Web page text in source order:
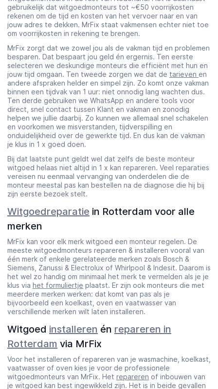
gebruikelijk dat witgoedmonteurs tot ~€50 voorrijkosten
rekenen om de tijd en kosten van het vervoer naar en van
jouw adres te dekken. MrFix staat vakmensen echter niet toe
om voorrijkosten in rekening te brengen.
MrFix zorgt dat we zowel jou als de vakman tijd en problemen
besparen. Dat bespaart jou geld én ergernis. Ten eerste
selecteren we deskundige monteurs die efficiënt met hun en
jouw tijd omgaan. Ten tweede zorgen we dat de tarieven en
andere afspraken helder en simpel zijn. Zo komt onze vakman
binnen een tijdvak van 1 uur: niet onnodig lang wachten dus.
Ten derde gebruiken we WhatsApp en andere tools voor
direct, snel contact tussen Klant en vakman en zonodig
helpen we jullie daarbij. Zo kunnen we allemaal snel schakelen
en voorkomen we misverstanden, tijdverspilling en
onduidelijkheid over de gewerkte tijd. En dus kan de vakman
je klus in 1 x goed doen.
Bij dat laatste punt geldt wel dat zelfs de beste monteur
witgoed helaas niet altijd in 1 x kan repareren. Veel reparaties
vereisen nu eenmaal vervanging van onderdelen die de
monteur meestal pas kan bestellen na de diagnose die hij bij
zijn eerste bezoek stelt.
Witgoedreparatie in Rotterdam voor alle
merken
MrFix kan voor elk merk witgoed een monteur regelen. De
meeste witgoedmonteurs repareren & installeren vooral van
één merk of enkele gerelateerde merken zoals Bosch &
Siemens, Zanussi & Electrolux of Whirlpool & Indesit. Daarom is
het wel zo handig om minimaal het merk te vermelden als je je
klus via het formuliertje plaatst. Er zijn ook monteurs die met
meerdere merken werken: dat komt van pas als je
bijvoorbeeld een koelkast, oven en vaatwasser van
verschillende merken wilt laten installeren.
Witgoed installeren én repareren in
Rotterdam via MrFix
Voor het installeren of repareren van je wasmachine, koelkast,
vaatwasser of oven kies je voor de professionele
witgoedmonteurs van MrFix. Het repareren of inbouwen van
je witgoed kan best ingewikkeld zijn. Het is in beide gevallen